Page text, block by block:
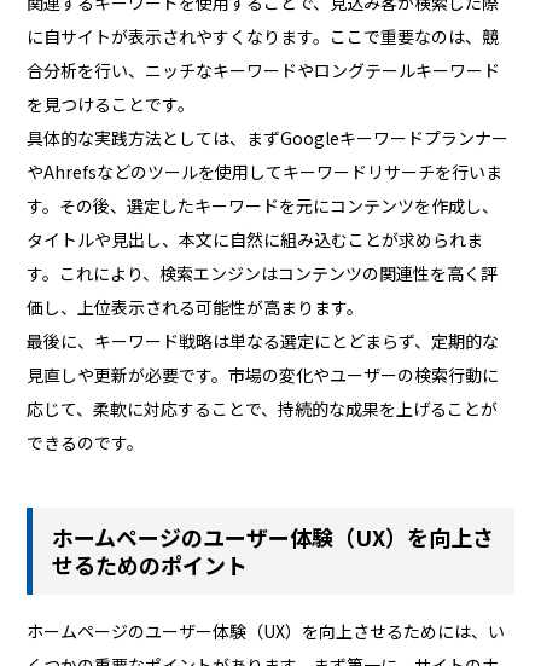
に自サイトが表示されやすくなります。ここで重要なのは、競
合分析を行い、ニッチなキーワードやロングテールキーワード
を見つけることです。
具体的な実践方法としては、まずGoogleキーワードプランナー
やAhrefsなどのツールを使用してキーワードリサーチを行いま
す。その後、選定したキーワードを元にコンテンツを作成し、
タイトルや見出し、本文に自然に組み込むことが求められま
す。これにより、検索エンジンはコンテンツの関連性を高く評
価し、上位表示される可能性が高まります。
最後に、キーワード戦略は単なる選定にとどまらず、定期的な
見直しや更新が必要です。市場の変化やユーザーの検索行動に
応じて、柔軟に対応することで、持続的な成果を上げることが
できるのです。
ホームページのユーザー体験（UX）を向上さ
せるためのポイント
ホームページのユーザー体験（UX）を向上させるためには、い